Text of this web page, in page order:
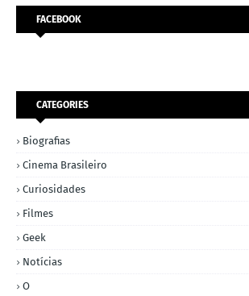
FACEBOOK
CATEGORIES
Biografias
Cinema Brasileiro
Curiosidades
Filmes
Geek
Notícias
O